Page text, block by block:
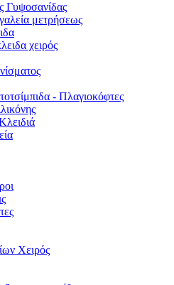
Γυψοσανίδας
μετρήσεως
χειρός
- Πλαγιοκόφτες
Χειρός